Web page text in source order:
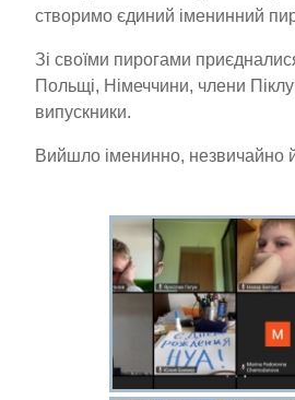
створимо єдиний іменинний
Зі своїми пирогами
Польщі, Німеччини, члени
випускники.
Вийшло іменинно, незвичайно